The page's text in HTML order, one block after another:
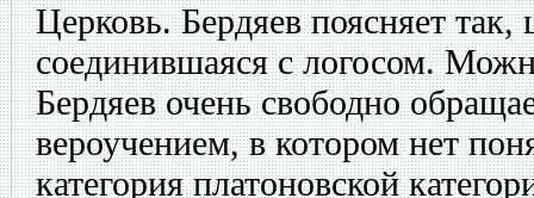
Церковь. Бердяев поясняет
соединившаяся с логосом.
Бердяев очень свободно
вероучением, в котором нет
категория платоновской